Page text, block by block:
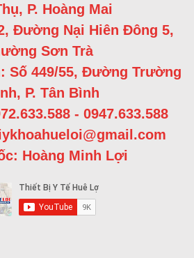
P. Hoàng Mai
Đường Nại Hiên Đông 5,
Sơn Trà
Số 449/55, Đường Trường
P. Tân Bình
- 0947.633.588
Hoàng Minh Lợi